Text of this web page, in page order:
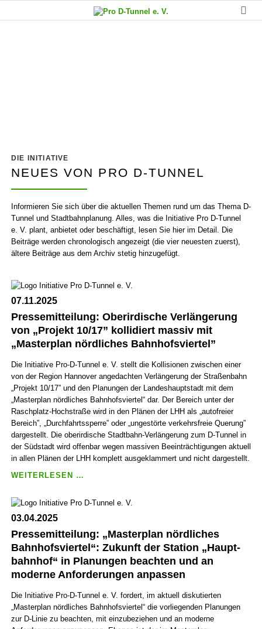
DIE INITIATIVE
NEUES VON PRO D-TUNNEL
Informieren Sie sich über die aktuellen Themen rund um das Thema D-
Tunnel und Stadtbahn­planung. Alles, was die Initiative Pro D-Tunnel
e. V. plant, anbietet oder beschäftigt, lesen Sie hier im Detail. Die
Beiträge werden chronologisch angezeigt (die vier neuesten zuerst),
ältere Beiträge aus dem Archiv stetig hinzugefügt.
07.11.2025
Pressemitteilung: Ober­irdische Ver­län­gerung
von „Projekt 10/17” kollidiert massiv mit
„Master­plan nörd­liches Bahn­hofs­viertel”
Die Initiative Pro-D-Tunnel e. V. stellt die Kollisionen zwischen einer
von der Region Hannover angedachten Verlängerung der Straßenbahn
„Projekt 10/17” und den Planungen der Landes­haupt­stadt mit dem
„Master­plan nörd­liches Bahn­hofs­viertel“ dar. Der Bereich unter der
Rasch­platz-Hoch­straße wird in den Plänen der LHH als „auto­freier
Bereich”, „Durch­fahrts­sperre” oder „ungestörte verkehrs­freie Querung”
dargestellt. Die ober­irdische Stadt­bahn-Verlängerung zum D-Tunnel in
der Südstadt wird offenbar wegen massiven Beein­trächti­gungen aktuell
in allen Plänen der LHH komplett ausge­klammert und nicht dargestellt.
WEITERLESEN …
IRDISCHE
GERUNG
VON
10/17”
KOLLIDIERT
MASSIV
MIT
„MASTER­
03.04.2025
Pressemitteilung: „Master­plan nörd­liches
Bahn­hofs­viertel“: Zukunft der Station „Haupt­
bahn­hof“ in Planungen beachten und an
moderne Anfor­derungen anpassen
Die Initiative Pro-D-Tunnel e. V. fordert, im aktuell diskutierten
„Masterplan nördliches Bahnhofsviertel“ die vorliegenden Planungen
zur D-Linie zu beachten, mit einzubeziehen und an moderne